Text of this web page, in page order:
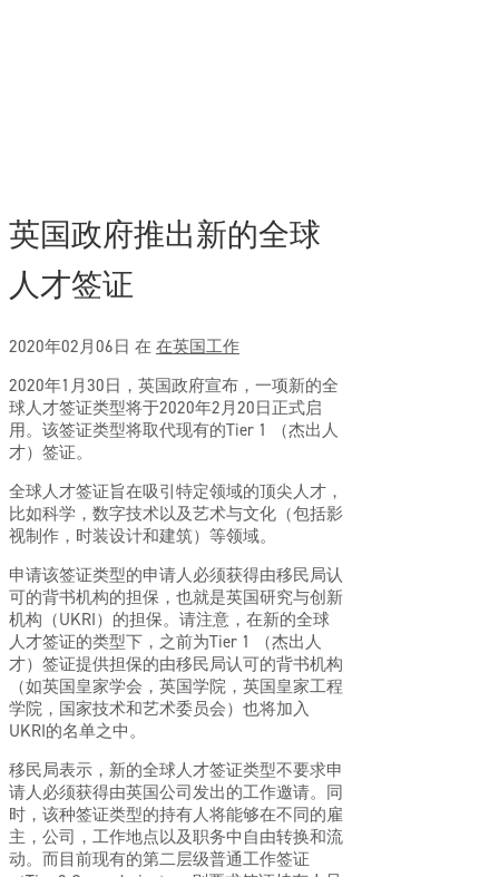
英国政府推出新的全球
人才签证
2020年02月06日 在 在英国工作
2020年1月30日，英国政府宣布，一项新的全
球人才签证类型将于2020年2月20日正式启
用。该签证类型将取代现有的Tier 1 （杰出人
才）签证。
全球人才签证旨在吸引特定领域的顶尖人才，
比如科学，数字技术以及艺术与文化（包括影
视制作，时装设计和建筑）等领域。
申请该签证类型的申请人必须获得由移民局认
可的背书机构的担保，也就是英国研究与创新
机构（UKRI）的担保。请注意，在新的全球
人才签证的类型下，之前为Tier 1 （杰出人
才）签证提供担保的由移民局认可的背书机构
（如英国皇家学会，英国学院，英国皇家工程
学院，国家技术和艺术委员会）也将加入
UKRI的名单之中。
移民局表示，新的全球人才签证类型不要求申
请人必须获得由英国公司发出的工作邀请。同
时，该种签证类型的持有人将能够在不同的雇
主，公司，工作地点以及职务中自由转换和流
动。而目前现有的第二层级普通工作签证